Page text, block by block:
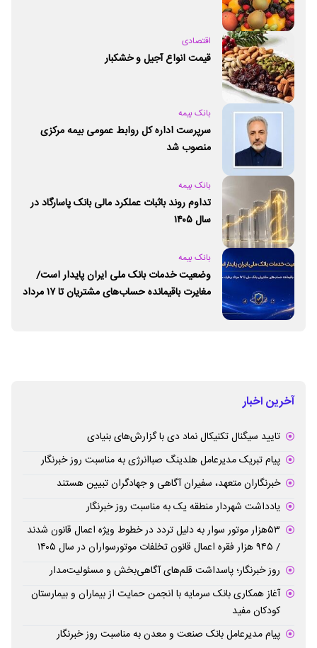
اقتصادی
قیمت انواع آجیل و خشکبار
بانک بیمه
سرپرست اداره کل روابط عمومی بیمه مرکزی
منصوب شد
بانک بیمه
تداوم روند باثبات عملکرد مالی بانک پاسارگاد در
سال ۱۴۰۵
بانک بیمه
وضعیت خدمات بانک ملی ایران پایدار است/
مغایرت‌ باقیمانده حساب‌های مشتریان تا ۱۷ مرداد
آخرین اخبار
تایید سیگنال تکنیکال نماد دی با گزارش‌های بنیادی
پیام تبریک مدیرعامل هلدینگ صباانرژی به مناسبت روز خبرنگار
خبرنگاران متعهد، سفیران آگاهی و جهادگران تبیین هستند
یادداشت شهردار منطقه یک به مناسبت روز خبرنگار
۵۳هزار موتور سوار به دلیل تردد در خطوط ویژه اعمال قانون شدند
/ ۹۴۵ هزار فقره اعمال قانون تخلفات موتورسواران در سال ۱۴۰۵
روز خبرنگار؛ پاسداشت قلم‌های آگاهی‌بخش و مسئولیت‌مدار
آغاز همکاری بانک سرمایه با انجمن حمایت از بیماران و بیمارستان
کودکان مفید
پیام مدیرعامل بانک صنعت و معدن به مناسبت روز خبرنگار